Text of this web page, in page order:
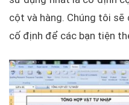
cột và hàng. Chúng tôi
cố định để các bạn tiện